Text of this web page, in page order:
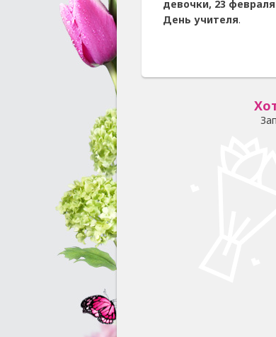
девочки, 23
День учителя.